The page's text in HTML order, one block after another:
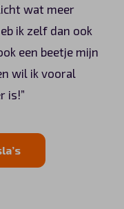
wat meer
ik zelf dan ook
een beetje mijn
wil ik vooral
is!”